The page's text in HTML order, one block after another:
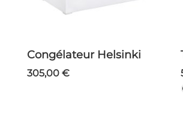
Congélateur Helsinki
305,00 €